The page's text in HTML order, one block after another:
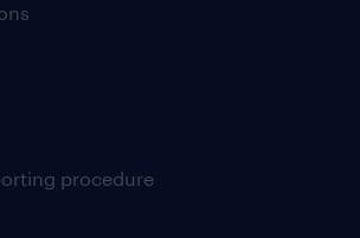
procedure